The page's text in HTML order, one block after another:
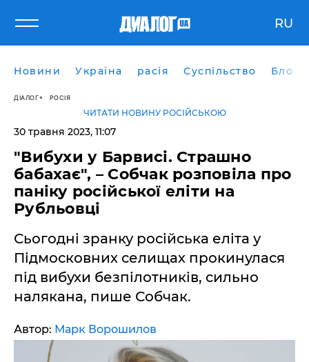
RU
Новини Україна расія Суспільство Блоги
ДІАЛОГ РОСІЯ
ЧИТАТИ НОВИНУ РОСІЙСЬКОЮ
30 травня 2023, 11:07
"Вибухи у Барвисі. Страшно
бабахає", – Собчак розповіла про
паніку російської еліти на
Рубльовці
Сьогодні зранку російська еліта у
Підмосковних селищах прокинулася
під вибухи безпілотників, сильно
налякана, пише Собчак.
Автор: Марк Ворошилов